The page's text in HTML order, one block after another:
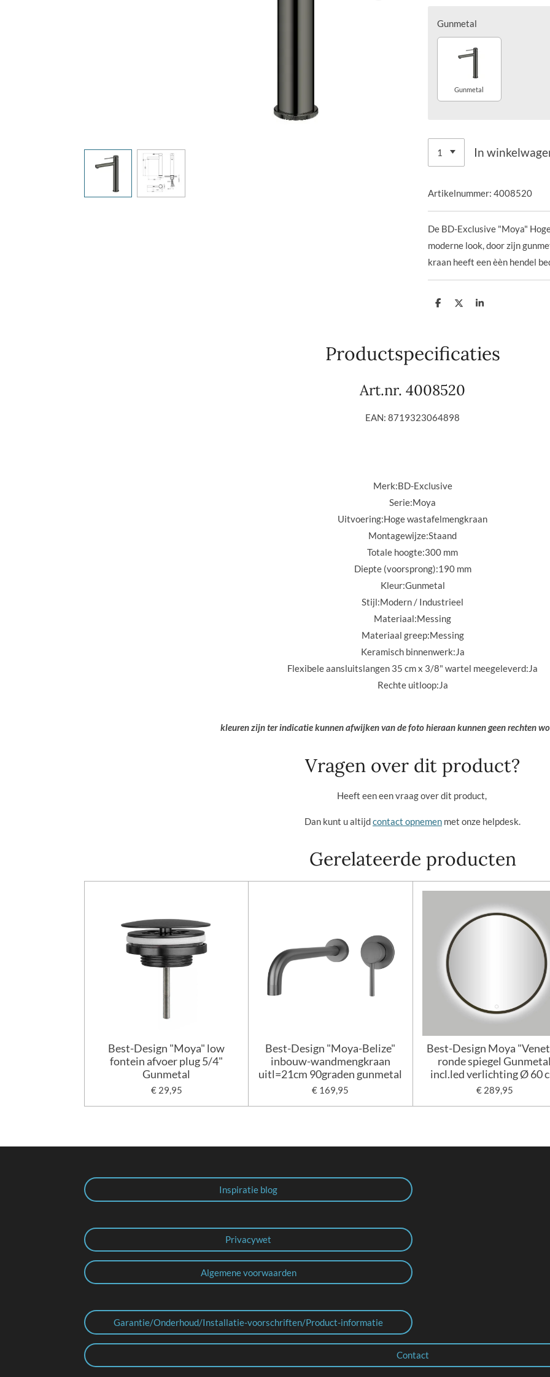
Gunmetal
Gunmetal
In
Artikelnummer: 4008520
De BD-Exclusive "Moya"
moderne look, door zijn
kraan heeft een èèn hendel
D
D
S
Productspecificaties
Art.nr. 4008520
EAN: 8719323064898
Merk:BD-Exclusive
Serie:Moya
Uitvoering:Hoge wastafelmengkraan
Montagewijze:Staand
Totale hoogte:300 mm
Diepte (voorsprong):190 mm
Kleur:Gunmetal
Stijl:Modern / Industrieel
Materiaal:Messing
Materiaal greep:Messing
Keramisch binnenwerk:Ja
Flexibele aansluitslangen 35 cm x 3/8" wartel meegeleverd:Ja
Rechte uitloop:Ja
kleuren zijn ter indicatie kunnen afwijken van de foto hieraan kunnen geen rechten
Vragen over dit product?
Heeft een een vraag over dit product,
Dan kunt u altijdcontact opnemen met onze helpdesk.
Gerelateerde producten
Best-Design "Moya" low
fontein afvoer plug 5/4"
Gunmetal
€ 29,95
Best-Design "Moya-Belize"
inbouw-wandmengkraan
uitl=21cm 90graden gunmetal
€ 169,95
Best-Design Moya
ronde spiegel Gunmetal
incl.led verlichting Ø 60
€ 289,95
Inspiratie blog
Privacywet
Algemene voorwaarden
Garantie/Onderhoud/Installatie-voorschriften/Product-informatie
Contact